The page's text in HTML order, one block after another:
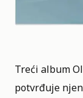
Treći album
potvrđuje